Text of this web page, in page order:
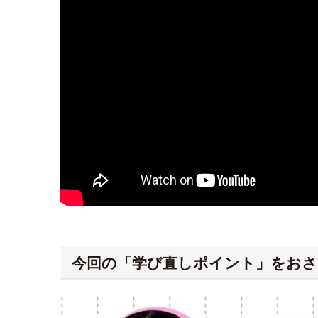
今回の「学び直しポイント」をお